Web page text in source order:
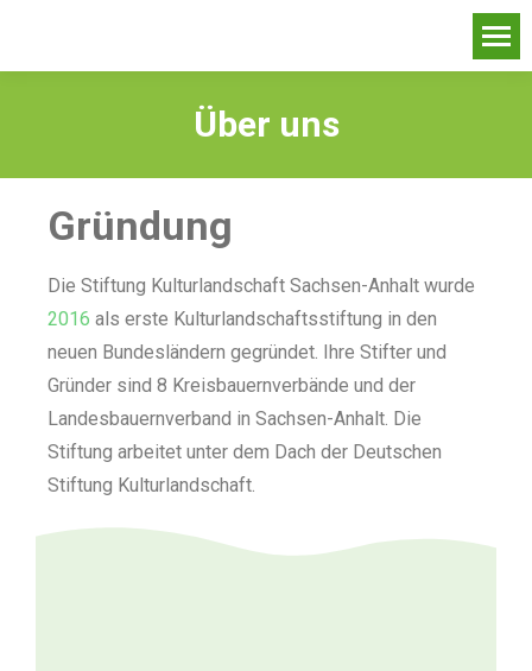
Über uns
Gründung
Die Stiftung Kulturlandschaft Sachsen-Anhalt wurde
2016 als erste Kulturlandschaftsstiftung in den
neuen Bundesländern gegründet. Ihre Stifter und
Gründer sind 8 Kreisbauernverbände und der
Landesbauernverband in Sachsen-Anhalt. Die
Stiftung arbeitet unter dem Dach der Deutschen
Stiftung Kulturlandschaft.